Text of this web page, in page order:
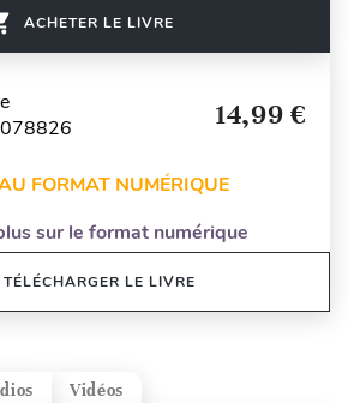
ACHETER LE LIVRE
14,99 €
FORMAT NUMÉRIQUE
sur le format numérique
TÉLÉCHARGER LE LIVRE
Vidéos